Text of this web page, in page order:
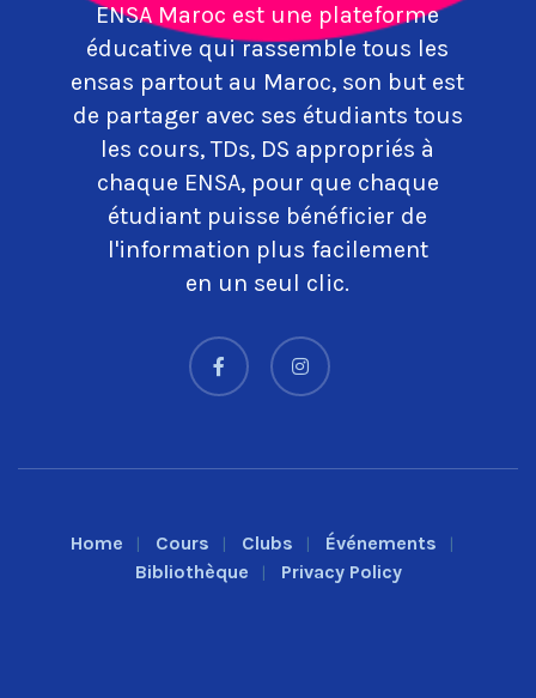
ENSA Maroc est une plateforme
éducative qui rassemble tous les
ensas partout au Maroc, son but est
de partager avec ses étudiants tous
les cours, TDs, DS appropriés à
chaque ENSA, pour que chaque
étudiant puisse bénéficier de
l'information plus facilement
en un seul clic.
Home Cours Clubs
Événements
Bibliothèque
Privacy Policy